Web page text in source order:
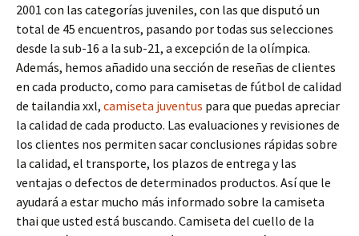
2001 con las categorías juveniles, con las que disputó un
total de 45 encuentros, pasando por todas sus selecciones
desde la sub-16 a la sub-21, a excepción de la olímpica.
Además, hemos añadido una sección de reseñas de clientes
en cada producto, como para camisetas de fútbol de calidad
de tailandia xxl, camiseta juventus para que puedas apreciar
la calidad de cada producto. Las evaluaciones y revisiones de
los clientes nos permiten sacar conclusiones rápidas sobre
la calidad, el transporte, los plazos de entrega y las
ventajas o defectos de determinados productos. Así que le
ayudará a estar mucho más informado sobre la camiseta
thai que usted está buscando. Camiseta del cuello de la